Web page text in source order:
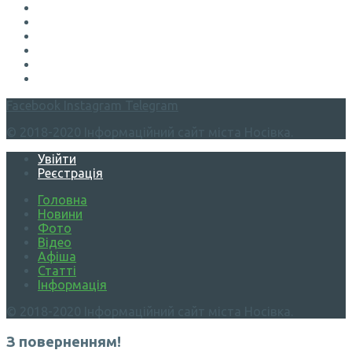
Увійти
Реєстрація
Головна
Новини
Фото
Відео
Афіша
Статті
Інформація
З поверненням!